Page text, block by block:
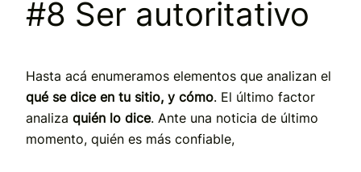
#8 Ser autoritativo
Hasta acá enumeramos elementos que analizan el
qué se dice en tu sitio, y cómo. El último factor
analiza quién lo dice. Ante una noticia de último
momento, quién es más confiable,